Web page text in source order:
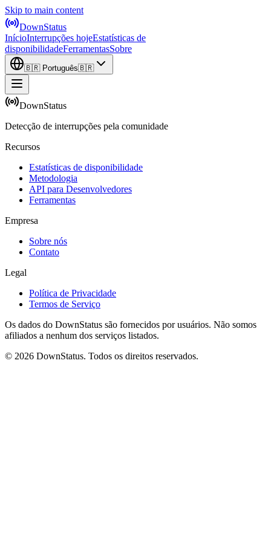
Skip to main content
DownStatus
InícioInterrupções hojeEstatísticas de
disponibilidadeFerramentasSobre
🇧🇷 Português🇧🇷
DownStatus
Detecção de interrupções pela comunidade
Recursos
Estatísticas de disponibilidade
Metodologia
API para Desenvolvedores
Ferramentas
Empresa
Sobre nós
Contato
Legal
Política de Privacidade
Termos de Serviço
Os dados do DownStatus são fornecidos por usuários. Não somos
afiliados a nenhum dos serviços listados.
© 2026 DownStatus. Todos os direitos reservados.